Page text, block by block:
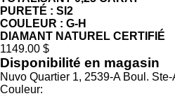
PURETÉ : SI2
COULEUR : G-H
DIAMANT NATUREL CERTIFIÉ
1149.00 $
Disponibilité en magasin
Nuvo Quartier 1, 2539-A Boul.
Couleur: